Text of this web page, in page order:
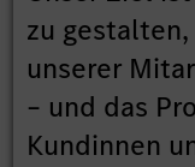
zu
unserer
– und das
Kundinnen